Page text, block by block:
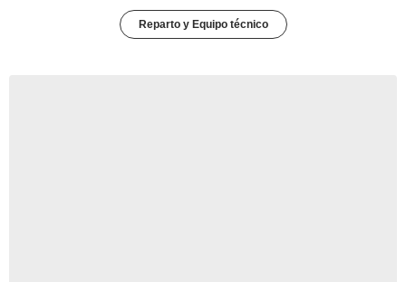
Reparto y Equipo técnico